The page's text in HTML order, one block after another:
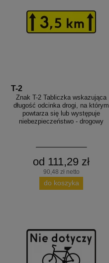
T-2
Znak T-2 Tabliczka wskazująca
długość odcinka drogi, na którym
powtarza się lub występuje
niebezpieczeństwo - drogowy
od 111,29 zł
90,48 zł netto
do koszyka